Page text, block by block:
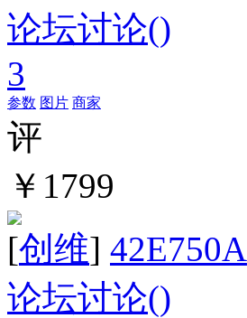
论坛讨论()
3
参数 图片 商家
评
￥1799
[创维] 42E750A
论坛讨论()